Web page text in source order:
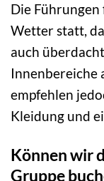
Die
Wetter statt,
auch
Innenbereiche
empfehlen
Kleidung und
Können wir
Gruppe